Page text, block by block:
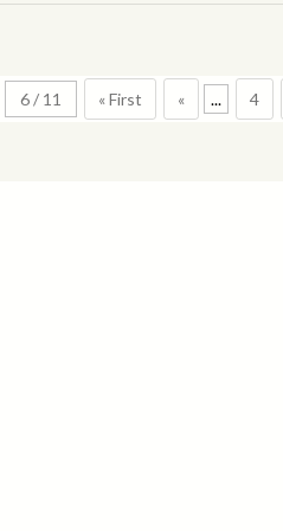
6 / 11 « First « ... 4